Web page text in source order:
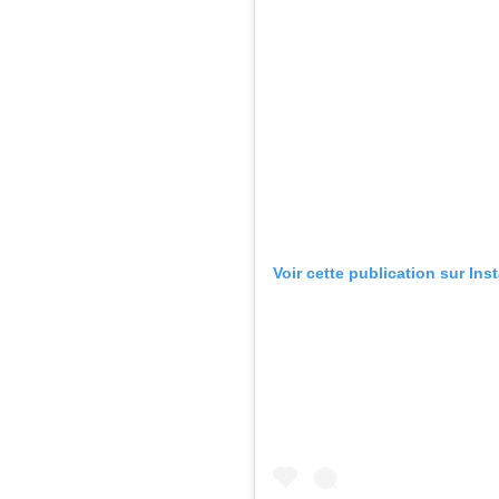
Voir cette publication sur